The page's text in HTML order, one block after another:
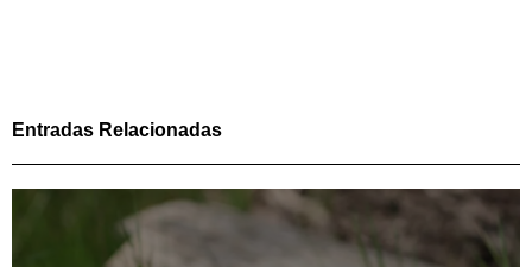
Entradas Relacionadas